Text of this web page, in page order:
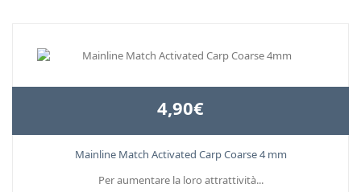
4,90€
Mainline Match Activated Carp Coarse 4 mm
Per aumentare la loro attrattività...